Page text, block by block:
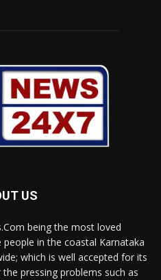
US
being the most loved
in the coastal Karnataka
which is well accepted for its
pressing problems such as